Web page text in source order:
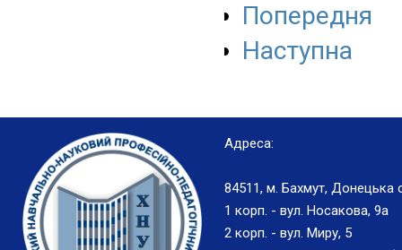
Попередня
Наступна
Адреса:
84511, м. Бахмут, Донецька
1 корп. - вул. Носакова, 9а
2 корп. - вул. Миру, 5